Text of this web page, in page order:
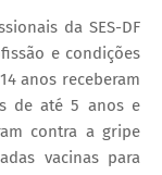
da SES-DF
e condições
anos receberam
de até 5 anos e
contra a gripe
vacinas para